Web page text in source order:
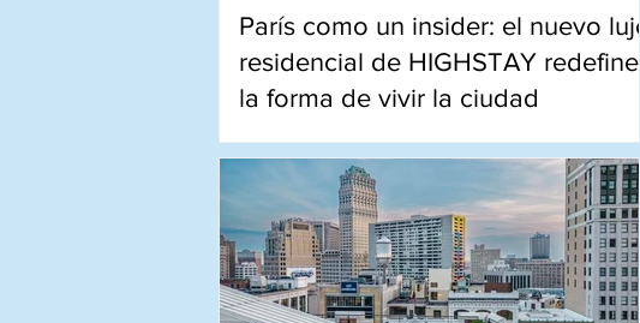
París como un insider: el nuevo lujo
residencial de HIGHSTAY redefine
la forma de vivir la ciudad
Apartamentos exclusivos, servicio cinco
estrellas y experiencias privadas para
descubrir una París más auténtica.